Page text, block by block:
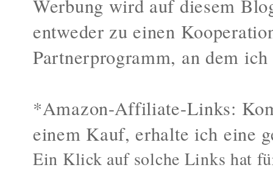
Werbung wird auf diesem
entweder zu einen
Partnerprogramm, an dem
*Amazon-Affiliate-Links:
einem Kauf, erhalte ich eine
Ein Klick auf solche Links hat